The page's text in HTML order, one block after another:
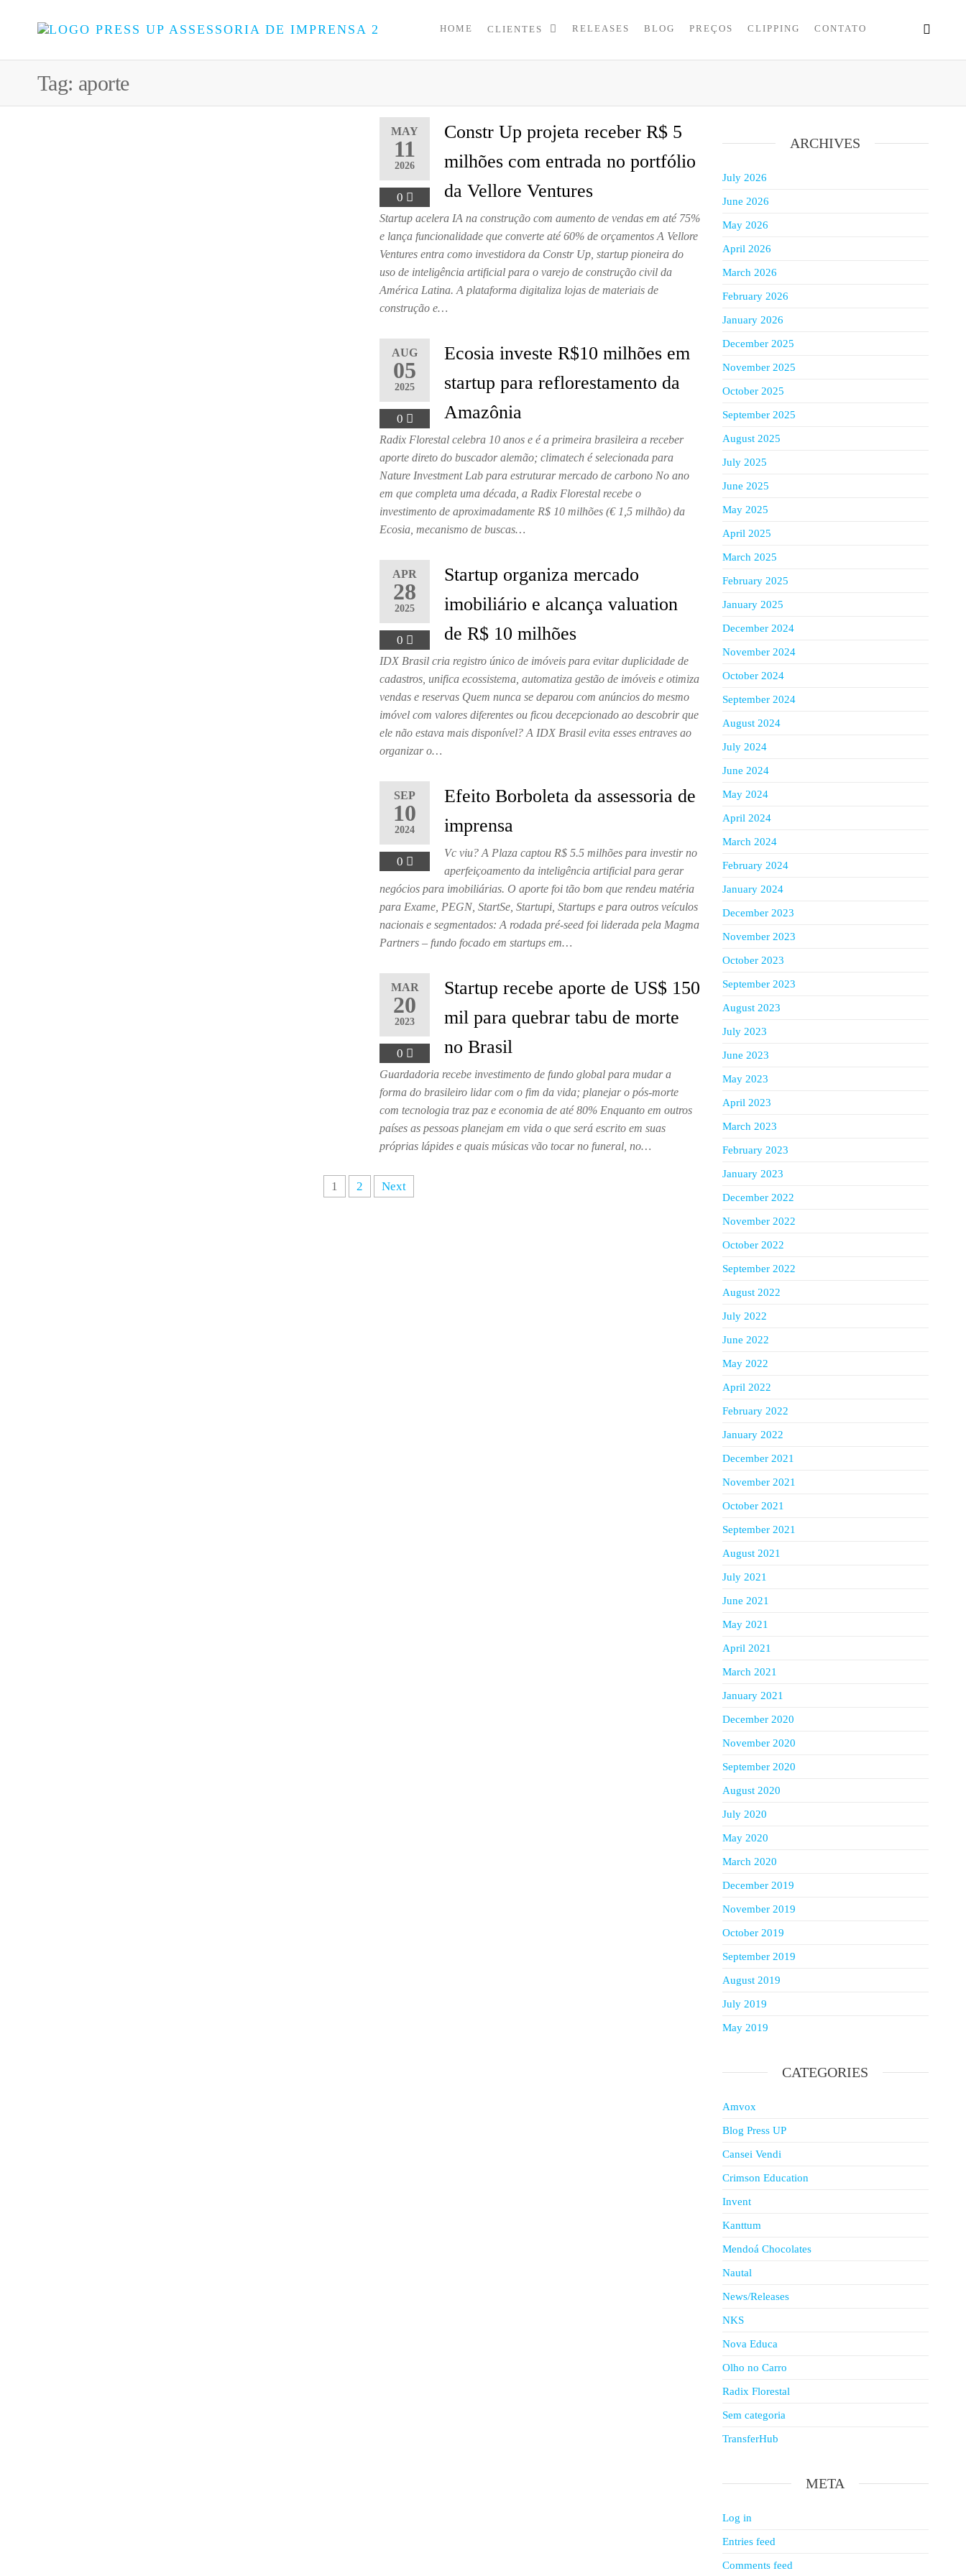
UP
Pequenas
Empresas
HOME CLIENTES RELEASES BLOG PREÇOS CLIPPING CONTATO
Tag: aporte
MAY
11
2026
0
Constr Up projeta receber R$ 5
milhões com entrada no portfólio
da Vellore Ventures
Startup acelera IA na construção com aumento de vendas em até 75%
e lança funcionalidade que converte até 60% de orçamentos A Vellore
Ventures entra como investidora da Constr Up, startup pioneira do
uso de inteligência artificial para o varejo de construção civil da
América Latina. A plataforma digitaliza lojas de materiais de
construção e…
AUG
05
2025
0
Ecosia investe R$10 milhões em
startup para reflorestamento da
Amazônia
Radix Florestal celebra 10 anos e é a primeira brasileira a receber
aporte direto do buscador alemão; climatech é selecionada para
Nature Investment Lab para estruturar mercado de carbono No ano
em que completa uma década, a Radix Florestal recebe o
investimento de aproximadamente R$ 10 milhões (€ 1,5 milhão) da
Ecosia, mecanismo de buscas…
APR
28
2025
0
Startup organiza mercado
imobiliário e alcança valuation
de R$ 10 milhões
IDX Brasil cria registro único de imóveis para evitar duplicidade de
cadastros, unifica ecossistema, automatiza gestão de imóveis e otimiza
vendas e reservas Quem nunca se deparou com anúncios do mesmo
imóvel com valores diferentes ou ficou decepcionado ao descobrir que
ele não estava mais disponível? A IDX Brasil evita esses entraves ao
organizar o…
SEP
10
2024
0
Efeito Borboleta da assessoria de
imprensa
Vc viu? A Plaza captou R$ 5.5 milhões para investir no
aperfeiçoamento da inteligência artificial para gerar
negócios para imobiliárias. O aporte foi tão bom que rendeu matéria
para Exame, PEGN, StartSe, Startupi, Startups e para outros veículos
nacionais e segmentados: A rodada pré-seed foi liderada pela Magma
Partners – fundo focado em startups em…
MAR
20
2023
0
Startup recebe aporte de US$ 150
mil para quebrar tabu de morte
no Brasil
Guardadoria recebe investimento de fundo global para mudar a
forma do brasileiro lidar com o fim da vida; planejar o pós-morte
com tecnologia traz paz e economia de até 80% Enquanto em outros
países as pessoas planejam em vida o que será escrito em suas
próprias lápides e quais músicas vão tocar no funeral, no…
1 2 Next
ARCHIVES
July 2026
June 2026
May 2026
April 2026
March 2026
February 2026
January 2026
December 2025
November 2025
October 2025
September 2025
August 2025
July 2025
June 2025
May 2025
April 2025
March 2025
February 2025
January 2025
December 2024
November 2024
October 2024
September 2024
August 2024
July 2024
June 2024
May 2024
April 2024
March 2024
February 2024
January 2024
December 2023
November 2023
October 2023
September 2023
August 2023
July 2023
June 2023
May 2023
April 2023
March 2023
February 2023
January 2023
December 2022
November 2022
October 2022
September 2022
August 2022
July 2022
June 2022
May 2022
April 2022
February 2022
January 2022
December 2021
November 2021
October 2021
September 2021
August 2021
July 2021
June 2021
May 2021
April 2021
March 2021
January 2021
December 2020
November 2020
September 2020
August 2020
July 2020
May 2020
March 2020
December 2019
November 2019
October 2019
September 2019
August 2019
July 2019
May 2019
CATEGORIES
Amvox
Blog Press UP
Cansei Vendi
Crimson Education
Invent
Kanttum
Mendoá Chocolates
Nautal
News/Releases
NKS
Nova Educa
Olho no Carro
Radix Florestal
Sem categoria
TransferHub
META
Log in
Entries feed
Comments feed